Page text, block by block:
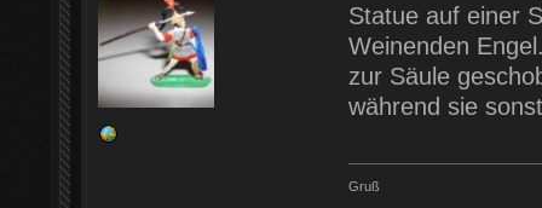
Statue auf einer
Weinenden
zur Säule
während sie
Gruß